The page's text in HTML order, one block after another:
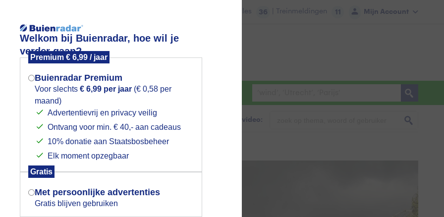
Welkom bij Buienradar, hoe wil je
verder gaan?
Premium € 6,99 / jaar
Buienradar Premium
Voor slechts € 6,99 per jaar (€ 0,58 per
maand)
Advertentievrij en privacy veilig
Ontvang voor min. € 40,- aan cadeaus
10% donatie aan Staatsbosbeheer
Elk moment opzegbaar
Gratis
Met persoonlijke advertenties
Gratis blijven gebruiken
Mijn Account
Files 36 | Treinmeldingen 11
Foto en video Weerzine
Zoeken in foto & video:
Mogen we je locatie gebruiken voor
het weer?
Indien je hier nog geen akkoord op hebt
gegeven, verschijnt er zo een pop-up uit
je browser waarin deze toestemming
gevraagd wordt.